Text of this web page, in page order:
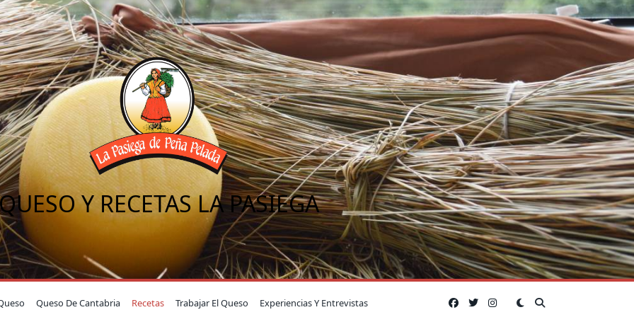
Y RECETAS LA PASIEGA
Queso De Cantabria Recetas Trabajar El Queso Experiencias Y Entrevistas